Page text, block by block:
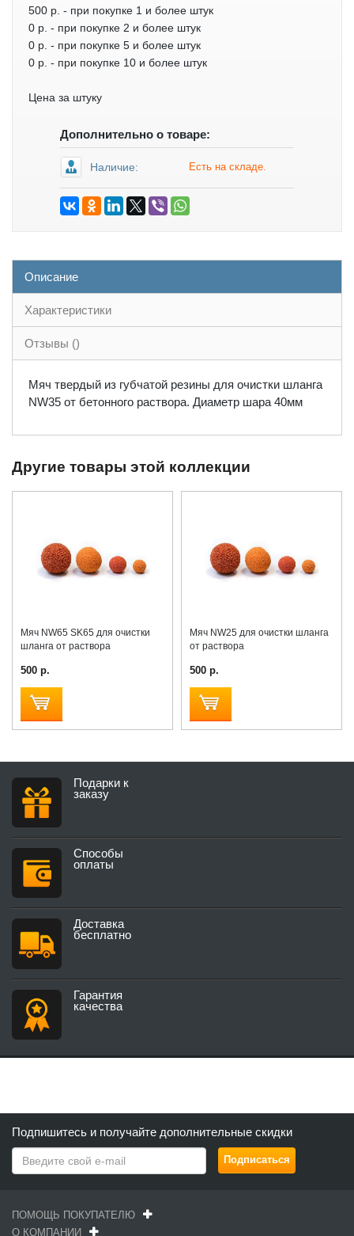
500 р. - при покупке 1 и более штук
0 р. - при покупке 2 и более штук
0 р. - при покупке 5 и более штук
0 р. - при покупке 10 и более штук
Цена за штуку
Дополнительно о товаре:
Наличие: Есть на складе.
Описание
Характеристики
Отзывы ()
Мяч твердый из губчатой резины для очистки шланга
NW35 от бетонного раствора. Диаметр шара 40мм
Другие товары этой коллекции
Мяч NW65 SK65 для очистки
шланга от раствора
500 р.
Мяч NW25 для очистки шланга
от раствора
500 р.
Подарки к
заказу
Способы
оплаты
Доставка
бесплатно
Гарантия
качества
Подпишитесь и получайте дополнительные скидки
ПОМОЩЬ ПОКУПАТЕЛЮ
О КОМПАНИИ